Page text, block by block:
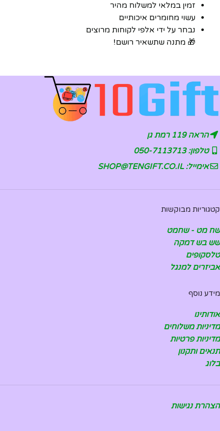
זמין במלאי למשלוח מהיר
עשוי מחומרים איכותיים
נבחר על ידי אלפי לקוחות מרוצים
🎁 מתנה שתשאיר רושם!
הראה 119 רמת גן
טלפון: 050-7113713
אימייל: SHOP@TENGIFT.CO.IL
קטגוריות מבוקשות
שח מט - שחמט
שש בש דמקה
טלסקופים
אביזרים למנגל
מידע נוסף
אודותינו
מדיניות משלוחים
מדיניות פרטיות
תנאים ותקנון
בלוג
הצהרת נגישות